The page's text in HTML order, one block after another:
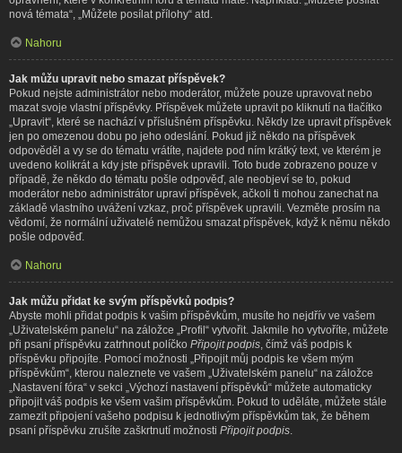
nová témata“, „Můžete posílat přílohy“ atd.
Nahoru
Jak můžu upravit nebo smazat příspěvek?
Pokud nejste administrátor nebo moderátor, můžete pouze upravovat nebo
mazat svoje vlastní příspěvky. Příspěvek můžete upravit po kliknutí na tlačítko
„Upravit“, které se nachází v příslušném příspěvku. Někdy lze upravit příspěvek
jen po omezenou dobu po jeho odeslání. Pokud již někdo na příspěvek
odpověděl a vy se do tématu vrátíte, najdete pod ním krátký text, ve kterém je
uvedeno kolikrát a kdy jste příspěvek upravili. Toto bude zobrazeno pouze v
případě, že někdo do tématu pošle odpověď, ale neobjeví se to, pokud
moderátor nebo administrátor upraví příspěvek, ačkoli ti mohou zanechat na
základě vlastního uvážení vzkaz, proč příspěvek upravili. Vezměte prosím na
vědomí, že normální uživatelé nemůžou smazat příspěvek, když k němu někdo
pošle odpověď.
Nahoru
Jak můžu přidat ke svým příspěvků podpis?
Abyste mohli přidat podpis k vašim příspěvkům, musíte ho nejdřív ve vašem
„Uživatelském panelu“ na záložce „Profil“ vytvořit. Jakmile ho vytvoříte, můžete
při psaní příspěvku zatrhnout políčko Připojit podpis , čímž váš podpis k
příspěvku připojíte. Pomocí možnosti „Připojit můj podpis ke všem mým
příspěvkům“, kterou naleznete ve vašem „Uživatelském panelu“ na záložce
„Nastavení fóra“ v sekci „Výchozí nastavení příspěvků“ můžete automaticky
připojit váš podpis ke všem vašim příspěvkům. Pokud to uděláte, můžete stále
zamezit připojení vašeho podpisu k jednotlivým příspěvkům tak, že během
psaní příspěvku zrušíte zaškrtnutí možnosti Připojit podpis